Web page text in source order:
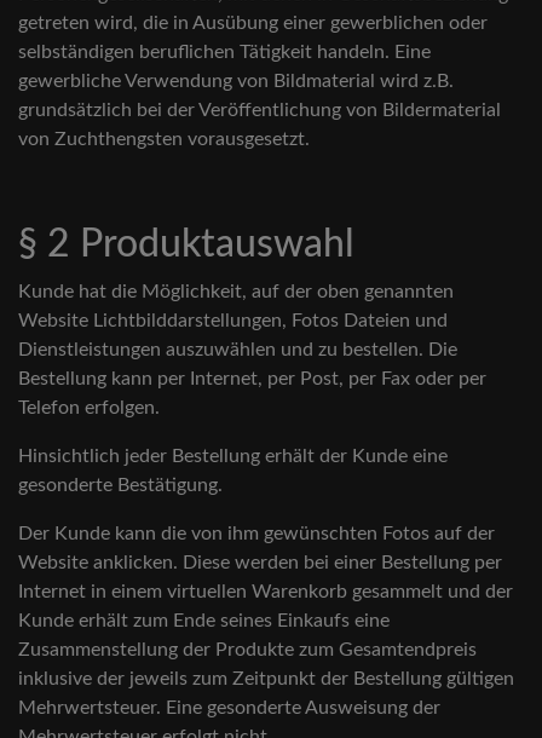
getreten wird, die in Ausübung einer gewerblichen oder
selbständigen beruflichen Tätigkeit handeln. Eine
gewerbliche Verwendung von Bildmaterial wird z.B.
grundsätzlich bei der Veröffentlichung von Bildermaterial
von Zuchthengsten vorausgesetzt.
§ 2 Produktauswahl
Kunde hat die Möglichkeit, auf der oben genannten
Website Lichtbilddarstellungen, Fotos Dateien und
Dienstleistungen auszuwählen und zu bestellen. Die
Bestellung kann per Internet, per Post, per Fax oder per
Telefon erfolgen.
Hinsichtlich jeder Bestellung erhält der Kunde eine
gesonderte Bestätigung.
Der Kunde kann die von ihm gewünschten Fotos auf der
Website anklicken. Diese werden bei einer Bestellung per
Internet in einem virtuellen Warenkorb gesammelt und der
Kunde erhält zum Ende seines Einkaufs eine
Zusammenstellung der Produkte zum Gesamtendpreis
inklusive der jeweils zum Zeitpunkt der Bestellung gültigen
Mehrwertsteuer. Eine gesonderte Ausweisung der